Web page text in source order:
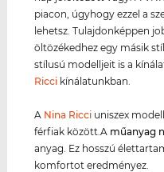
piacon, úgyhogy ezzel a
lehetsz. Tulajdonképpen
öltözékedhez egy másik
stílusú modelljeit is a
Ricci kínálatunkban.
A Nina Ricci uniszex
férfiak között.A műanyag
anyag. Ez hosszú
komfortot eredményez.